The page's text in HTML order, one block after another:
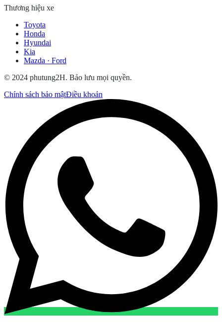
Thương hiệu xe
Toyota
Honda
Hyundai
Kia
Mazda · Ford
© 2024 phutung2H. Bảo lưu mọi quyền.
Chính sách bảo mậtĐiều khoản